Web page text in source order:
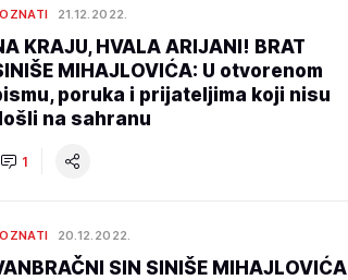
21.12.2022.
KRAJU, HVALA ARIJANI! BRAT
MIHAJLOVIĆA: U otvorenom
poruka i prijateljima koji nisu
na sahranu
1
20.12.2022.
SIN SINIŠE MIHAJLOVIĆA